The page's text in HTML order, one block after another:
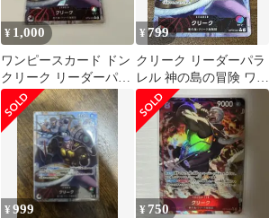
¥ 1,000
ワンピースカード ドン
クリーク リーダーパラ
レル
¥799
クリーク リーダーパラ
レル 神の島の冒険 ワン
ピースカードゲーム
¥999 ¥ 750